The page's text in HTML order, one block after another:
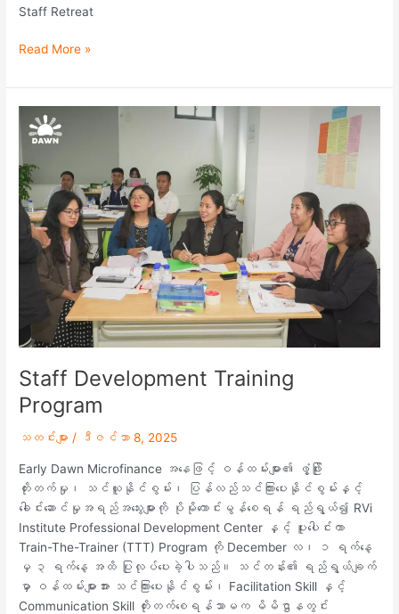
Staff Retreat
Read More »
Staff Development Training
Program
သတင်းများ / ဒီဇင်ဘာ 8, 2025
Early Dawn Microfinance အနေဖြင့် ဝန်ထမ်းများ၏ ဖွံ့ဖြိုး
တိုးတက်မှု၊ သင်ယူနိုင်စွမ်း၊ ပြန်လည်သင်ကြားပေးနိုင်စွမ်းနှင့်
ခေါင်းဆောင်မှုအရည်အသွေးများကို ပိုမိုကောင်းမွန်စေရန် ရည်ရွယ်၍ RVi
Institute Professional Development Center နှင့် ပူးပေါင်းကာ
Train-The-Trainer (TTT) Program ကို December လ၊ ၁ ရက်နေ့
မှ ၃ ရက်နေ့ အထိ ပြုလုပ်ပေးခဲ့ပါသည်။ သင်တန်း၏ ရည်ရွယ်ချက်
မှာ ဝန်ထမ်းများအား သင်ကြားပေးနိုင်စွမ်း၊ Facilitation Skill နှင့်
Communication Skill တိုးတက်စေရန်သာမက မိမိဌာနတွင်း
Staff
Development
Program